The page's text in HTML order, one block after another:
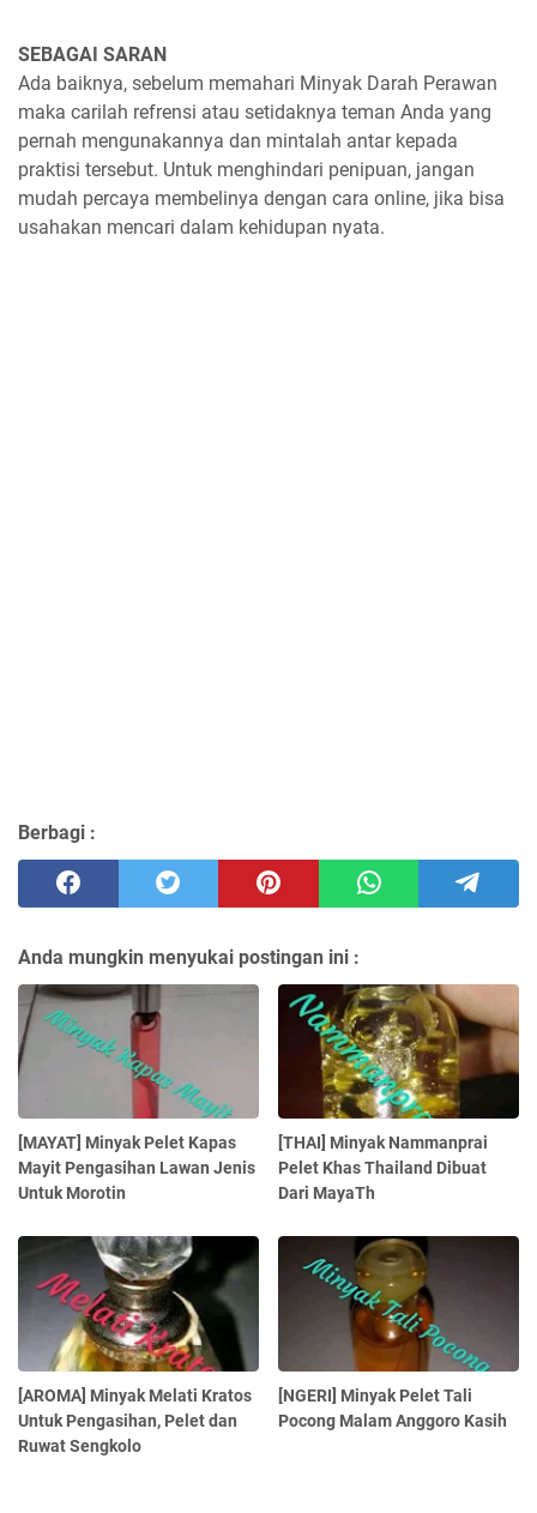
SEBAGAI SARAN
Ada baiknya, sebelum memahari Minyak Darah Perawan
maka carilah refrensi atau setidaknya teman Anda yang
pernah mengunakannya dan mintalah antar kepada
praktisi tersebut. Untuk menghindari penipuan, jangan
mudah percaya membelinya dengan cara online, jika bisa
usahakan mencari dalam kehidupan nyata.
Berbagi :
Anda mungkin menyukai postingan ini :
[MAYAT] Minyak Pelet Kapas
Mayit Pengasihan Lawan Jenis
Untuk Morotin
[THAI] Minyak Nammanprai
Pelet Khas Thailand Dibuat
Dari MayaTh
[AROMA] Minyak Melati Kratos
Untuk Pengasihan, Pelet dan
Ruwat Sengkolo
[NGERI] Minyak Pelet Tali
Pocong Malam Anggoro Kasih